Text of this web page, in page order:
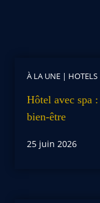
À LA UNE | HOTELS
Hôtel avec spa
bien-être
25 juin 2026